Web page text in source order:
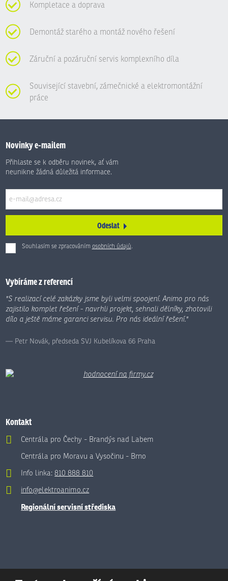
Kompletace a doprava
Demontáž starého a montáž nového řešení
Záruční a pozáruční servis komplexního díla
Související stavební, zámečnické a elektromontážní
práce
Novinky e-mailem
Přihlaste se k odběru novinek, ať vám
neunikne žádná důležitá informace.
Odeslat
Souhlasím se zpracováním osobních údajů.
Formulář
nepodařilo
odeslat.
Vybíráme z referencí
"S realizací celé zakázky jsme byli velmi spoojení. Animo pro nás
zajistilo komplet řešení - navrhli projekt, sehnali dělníky, zhotovili
dílo a ještě máme garanci servisu. Pro nás ideální řešení."
Petr Novák, předseda SVJ Kubelíkova 66 Praha
Kontakt
Centrála pro Čechy - Brandýs nad Labem
Centrála pro Moravu a Vysočinu - Brno
Info linka:810 888 810
info@elektroanimo.cz
Regionální servisní střediska